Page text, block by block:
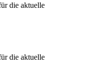
die aktuelle
die aktuelle